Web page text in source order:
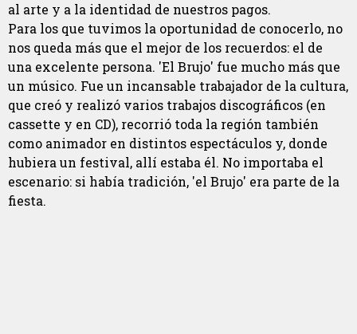
al arte y a la identidad de nuestros pagos.
Para los que tuvimos la oportunidad de conocerlo, no
nos queda más que el mejor de los recuerdos: el de
una excelente persona. 'El Brujo' fue mucho más que
un músico. Fue un incansable trabajador de la cultura,
que creó y realizó varios trabajos discográficos (en
cassette y en CD), recorrió toda la región también
como animador en distintos espectáculos y, donde
hubiera un festival, allí estaba él. No importaba el
escenario: si había tradición, 'el Brujo' era parte de la
fiesta.